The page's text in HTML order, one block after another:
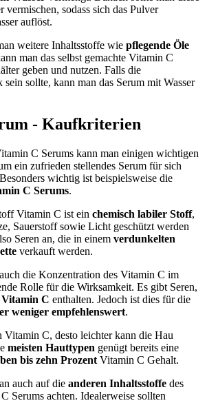
sodass sich das Pulver
auflöst.
weitere Inhaltsstoffe wie pflegende Öle
man das selbst gemachte Vitamin C
geben und nutzen. Falls die
sollte, kann man das Serum mit Wasser
- Kaufkriterien
C Serums kann man einigen wichtigen
ein zufrieden stellendes Serum für sich
wichtig ist beispielsweise die
C Serums.
Vitamin C ist ein chemisch labiler Stoff,
Sauerstoff sowie Licht geschützt werden
Seren an, die in einem verdunkelten
verkauft werden.
die Konzentration des Vitamin C im
Rolle für die Wirksamkeit. Es gibt Seren,
C enthalten. Jedoch ist dies für die
weniger empfehlenswert.
Vitamin C, desto leichter kann die Hau
meisten Hauttypen genügt bereits eine
bis zehn Prozent Vitamin C Gehalt.
auch auf die anderen Inhaltsstoffe des
Serums achten. Idealerweise sollten